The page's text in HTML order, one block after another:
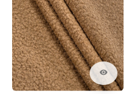
visibility